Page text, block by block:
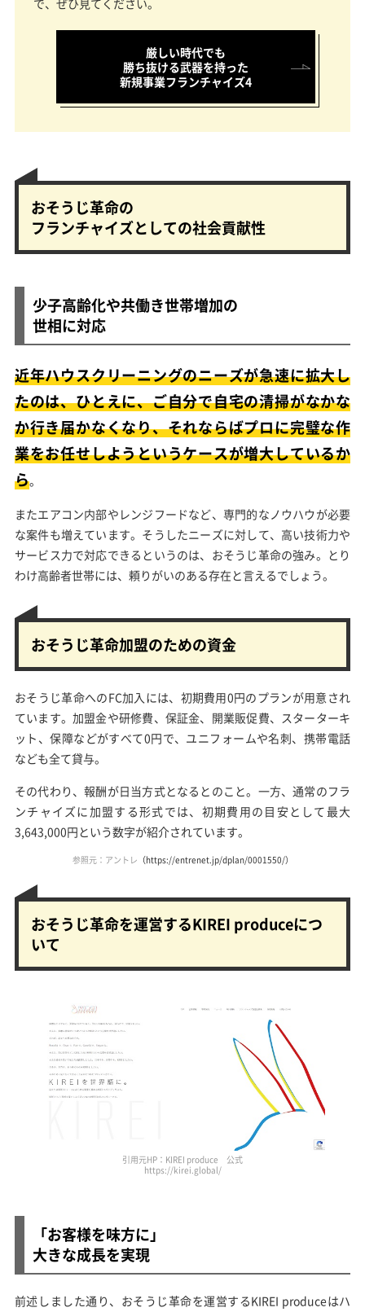
厳しい時代でも
勝ち抜ける武器を持った
新規事業フランチャイズ4
おそうじ革命の
フランチャイズとしての社会貢献性
少子高齢化や共働き世帯増加の
世相に対応
近年ハウスクリーニングのニーズが急速に拡大し
たのは、ひとえに、ご自分で自宅の清掃がなかな
か行き届かなくなり、それならばプロに完璧な作
業をお任せしようというケースが増大しているか
ら。
またエアコン内部やレンジフードなど、専門的なノウハウが必要
な案件も増えています。そうしたニーズに対して、高い技術力や
サービス力で対応できるというのは、おそうじ革命の強み。とり
わけ高齢者世帯には、頼りがいのある存在と言えるでしょう。
おそうじ革命加盟のための資金
おそうじ革命へのFC加入には、初期費用0円のプランが用意され
ています。加盟金や研修費、保証金、開業販促費、スターターキ
ット、保障などがすべて0円で、ユニフォームや名刺、携帯電話
なども全て貸与。
その代わり、報酬が日当方式となるとのこと。一方、通常のフラ
ンチャイズに加盟する形式では、初期費用の目安として最大
3,643,000円という数字が紹介されています。
参照元：アントレ （https://entrenet.jp/dplan/0001550/）
おそうじ革命を運営するKIREI produceにつ
いて
引用元HP：KIREI produce 公式
https://kirei.global/
「お客様を味方に」
大きな成長を実現
前述しました通り、おそうじ革命を運営するKIREI produceはハ